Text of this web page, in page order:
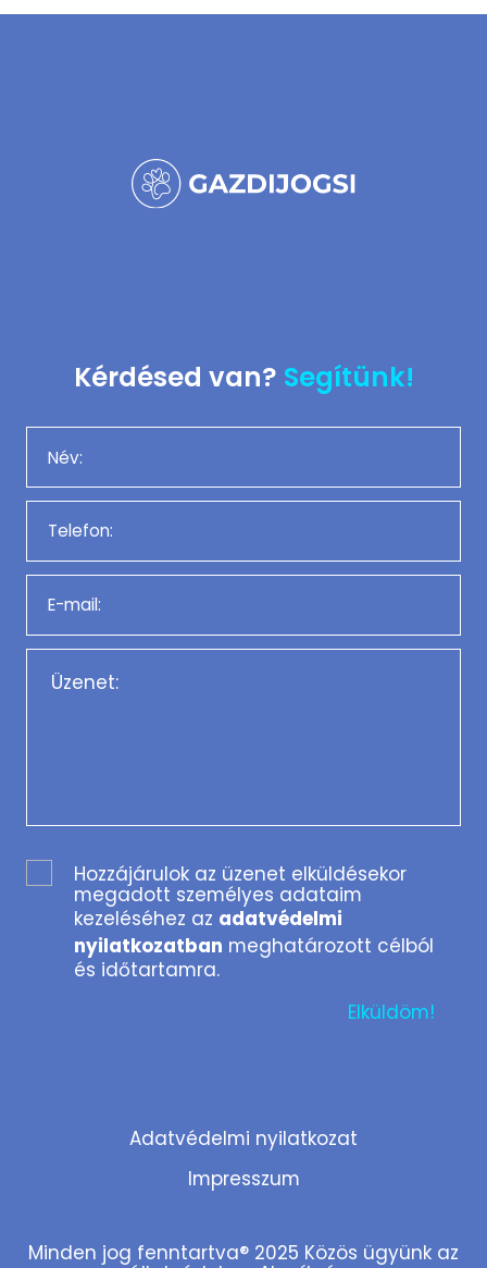
Kérdésed van? Segítünk!
Hozzájárulok az üzenet elküldésekor
megadott személyes adataim
kezeléséhez az adatvédelmi
nyilatkozatban meghatározott célból
és időtartamra.
Minden jog fenntartva® 2025 Közös ügyünk az
Adatvédelmi nyilatkozat
Impresszum